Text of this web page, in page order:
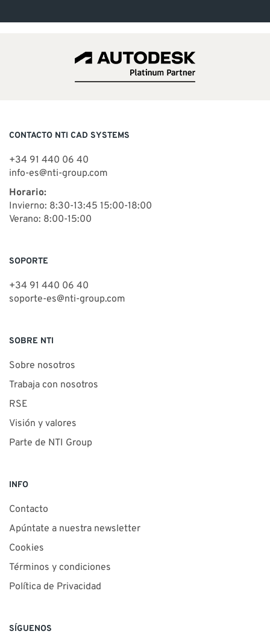
CONTACTO NTI CAD SYSTEMS
+34 91 440 06 40
info-es@nti-group.com
Horario:
Invierno: 8:30-13:45 15:00-18:00
Verano: 8:00-15:00
SOPORTE
+34 91 440 06 40
soporte-es@nti-group.com
SOBRE NTI
Sobre nosotros
Trabaja con nosotros
RSE
Visión y valores
Parte de NTI Group
INFO
Contacto
Apúntate a nuestra newsletter
Cookies
Términos y condiciones
Política de Privacidad
SÍGUENOS